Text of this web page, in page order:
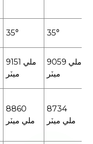
35° 35°
9151 ملي
ميٽر
9059 ملي
ميٽر
8860
ملي ميٽر
8734
ملي ميٽر